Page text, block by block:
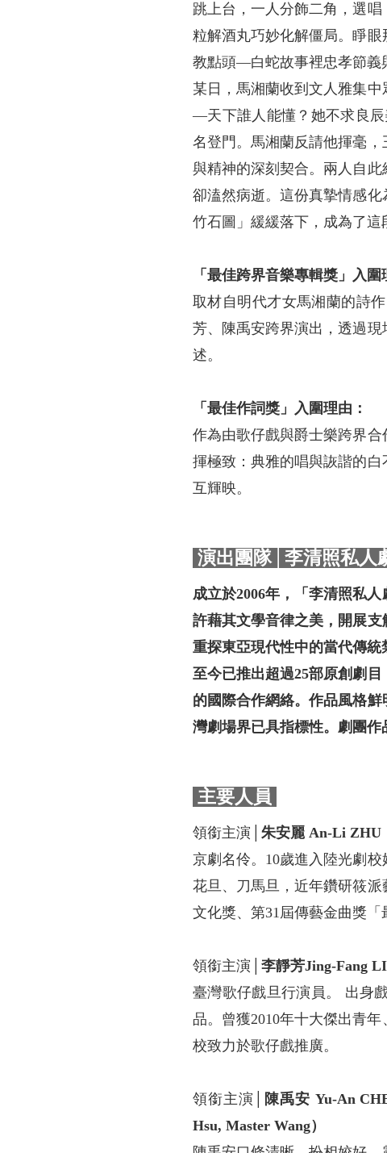
跳上台，一人分飾二角，選
粒解酒丸巧妙化解僵局。睜
教點頭—白蛇故事裡忠孝節義
某日，馬湘蘭收到文人雅集
—天下誰人能懂？她不求良辰
名登門。馬湘蘭反請他揮毫
與精神的深刻契合。兩人自
卻溘然病逝。這份真摯情感
竹石圖」緩緩落下，成為了這
「最佳跨界音樂專輯獎」入圍
取材自明代才女馬湘蘭的詩
芳、陳禹安跨界演出，透過
述。
「最佳作詞獎」入圍理由：
作為由歌仔戲與爵士樂跨界
揮極致：典雅的唱與詼諧的
互輝映。
演出團隊│李清照私人
成立於2006年，「李清照私
許藉其文學音律之美，開展
重探東亞現代性中的當代傳統
至今已推出超過25部原創劇
的國際合作網絡。作品風格
灣劇場界已具指標性。劇團作
主要人員
領銜主演│ 朱安麗 An-Li ZHU
京劇名伶。10歲進入陸光劇
花旦、刀馬旦，近年鑽研筱
文化獎、第31屆傳藝金曲獎「
領銜主演│ 李靜芳Jing-Fang LI
臺灣歌仔戲旦行演員。 出身
品。曾獲2010年十大傑出青
校致力於歌仔戲推廣。
領銜主演│
陳禹安 Yu-An
Hsu, Master Wang）